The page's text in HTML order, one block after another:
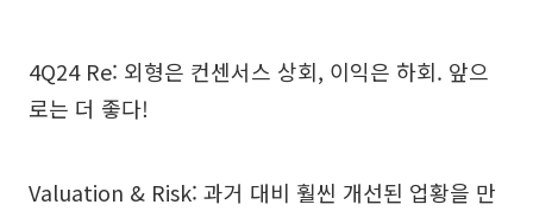
4Q24 Re: 외형은 컨센서스 상회, 이익은 하회. 앞으
로는 더 좋다!
Valuation & Risk: 과거 대비 훨씬 개선된 업황을 만